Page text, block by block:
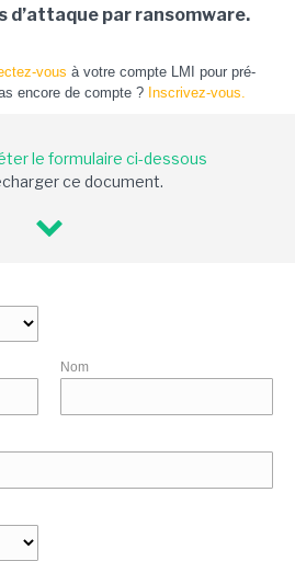
d’attaque par ransomware.
vous à votre compte LMI pour pré-
encore de compte ? Inscrivez-vous.
le formulaire ci-dessous
ce document.
Nom